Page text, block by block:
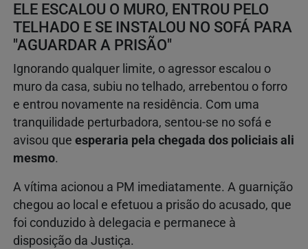
ELE ESCALOU O MURO, ENTROU PELO
TELHADO E SE INSTALOU NO SOFÁ PARA
"AGUARDAR A PRISÃO"
Ignorando qualquer limite, o agressor escalou o
muro da casa, subiu no telhado, arrebentou o forro
e entrou novamente na residência. Com uma
tranquilidade perturbadora, sentou-se no sofá e
avisou que esperaria pela chegada dos policiais ali
mesmo.
A vítima acionou a PM imediatamente. A guarnição
chegou ao local e efetuou a prisão do acusado, que
foi conduzido à delegacia e permanece à
disposição da Justiça.